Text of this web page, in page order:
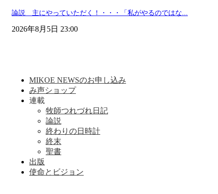
論説 主にやっていただく！・・・「私がやるのではな...
2026年8月5日 23:00
MIKOE NEWSのお申し込み
み声ショップ
連載
牧師つれづれ日記
論説
終わりの日時計
終末
聖書
出版
使命とビジョン